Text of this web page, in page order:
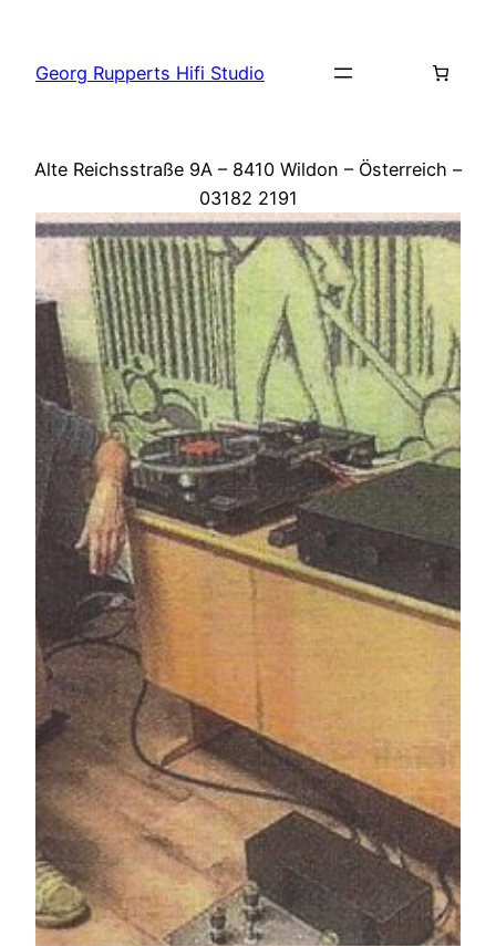
springen
Georg Rupperts Hifi Studio
Alte Reichsstraße 9A – 8410 Wildon – Österreich –
03182 2191